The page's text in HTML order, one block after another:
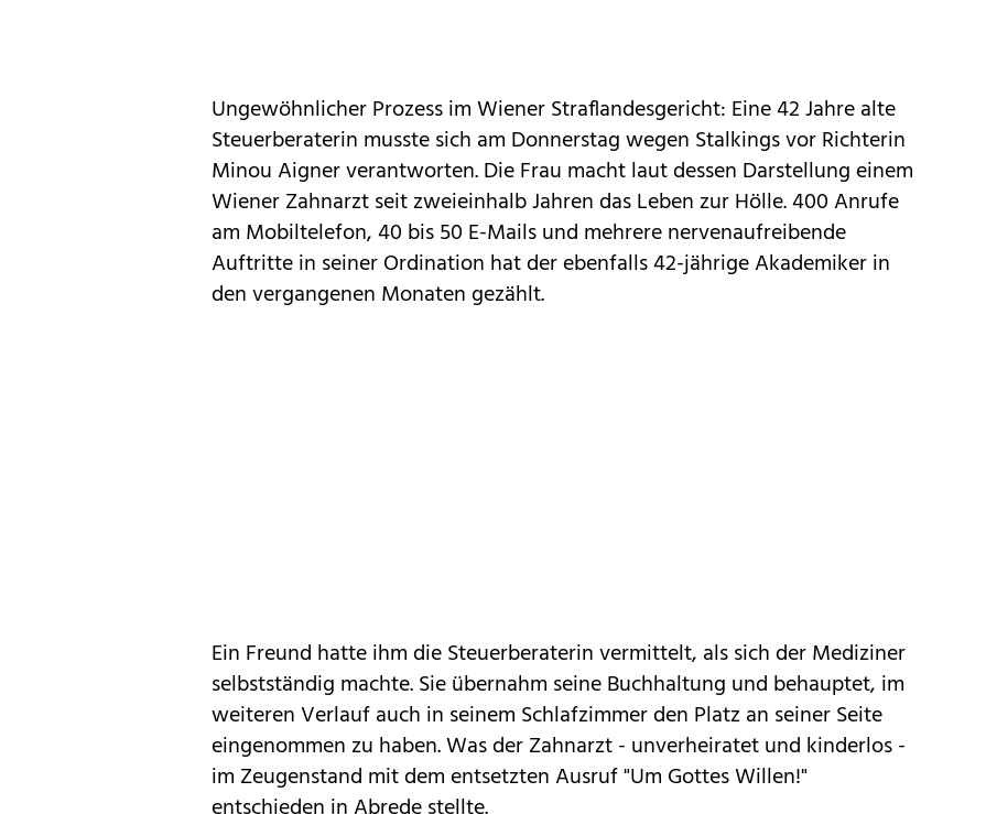
Ungewöhnlicher Prozess im Wiener Straflandesgericht: Eine 42 Jahre alte
Steuerberaterin musste sich am Donnerstag wegen Stalkings vor Richterin
Minou Aigner verantworten. Die Frau macht laut dessen Darstellung einem
Wiener Zahnarzt seit zweieinhalb Jahren das Leben zur Hölle. 400 Anrufe
am Mobiltelefon, 40 bis 50 E-Mails und mehrere nervenaufreibende
Auftritte in seiner Ordination hat der ebenfalls 42-jährige Akademiker in
den vergangenen Monaten gezählt.
Ein Freund hatte ihm die Steuerberaterin vermittelt, als sich der Mediziner
selbstständig machte. Sie übernahm seine Buchhaltung und behauptet, im
weiteren Verlauf auch in seinem Schlafzimmer den Platz an seiner Seite
eingenommen zu haben. Was der Zahnarzt - unverheiratet und kinderlos -
im Zeugenstand mit dem entsetzten Ausruf "Um Gottes Willen!"